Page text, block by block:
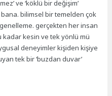
ve ‘köklü bir değişim’
bilimsel bir temelden çok
gerçekten her insan
kadar kesin ve tek yönlü mü
deneyimler kişiden kişiye
tek bir ‘buzdan duvar’